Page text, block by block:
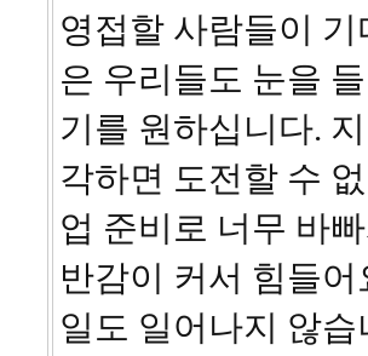
영접할 사람들이
은 우리들도 눈을
기를 원하십니다.
각하면 도전할 수
업 준비로 너무 바
반감이 커서 힘들
일도 일어나지 않